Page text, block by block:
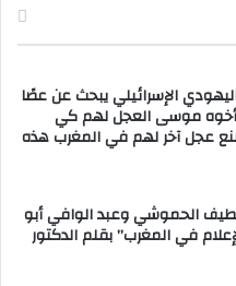
الإسرائيلي يبحث عن عصًا
موسى العجل لهم كي
عجل آخر لهم في المغرب هذه
الحموشي وعبد الوافي أبو
في المغرب” بقلم الدكتور